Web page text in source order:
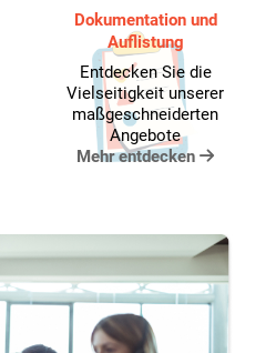
Dokumentation und
Auflistung
Entdecken Sie die
Vielseitigkeit unserer
maßgeschneiderten
Angebote
Mehr entdecken